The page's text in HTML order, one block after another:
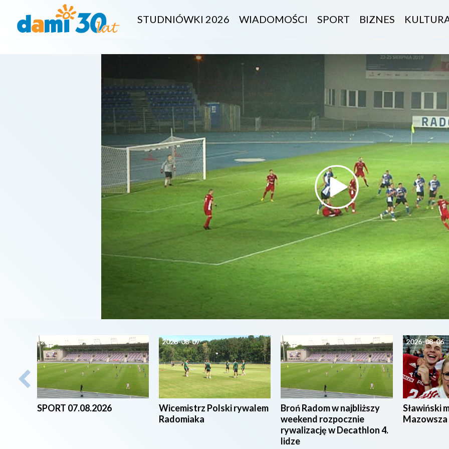
STUDNIÓWKI 2026 WIADOMOŚCI SPORT BIZNES
2026-08-07
SPORT 07.08.2026
2026-08-07
Wicemistrz Polski rywalem
Radomiaka
2026-08-07
Broń Radom w najbliższy
weekend rozpocznie
rywalizację w Decathlon 4.
lidze
2026-08-06
Sławiński
Mazowsza